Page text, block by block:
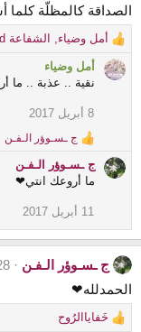
t
i
o
s
الصداقة كالمظلّة كلما
R
e
a
n
s
أمل وضياء, الشفاعة
أمل وضياء
نقية .. عذبة .. ما
8 أبريل 2017
R
a
c
i
o
n
:
ج ـسـوؤر الـفـن
ج ـسـوؤر الـفـن
ما أروعك انتي❤
11 أبريل 2017
ج ـسـوؤر الـفـن
28
الحمدلله❤
R
خَفاياالرُوح